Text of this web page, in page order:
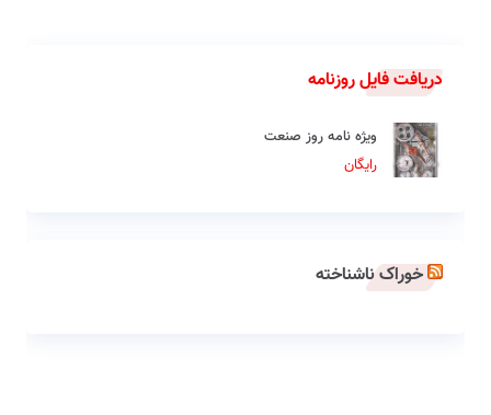
دریافت فایل روزنامه
ویژه نامه روز صنعت
رایگان
خوراک ناشناخته